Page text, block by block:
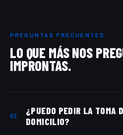
PREGUNTAS FRECUENTES
LO QUE MÁS NOS
IMPRONTAS.
01
¿PUEDO PEDIR LA TOMA
DOMICILIO?